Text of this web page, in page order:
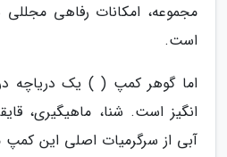
مجموعه، امکانات رفاهی
است.
اما گوهر کمپ ( ) یک
انگیز است. شنا، ماهیگیری،
آبی از سرگرمیات اصلی این